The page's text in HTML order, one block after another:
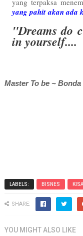
yang terpaksa
yang pahit akan ada
"Dreams do
in yourself....
Master To be ~ Bonda
LABELS: BISNES
SHARE:
YOU MIGHT ALSO LIKE